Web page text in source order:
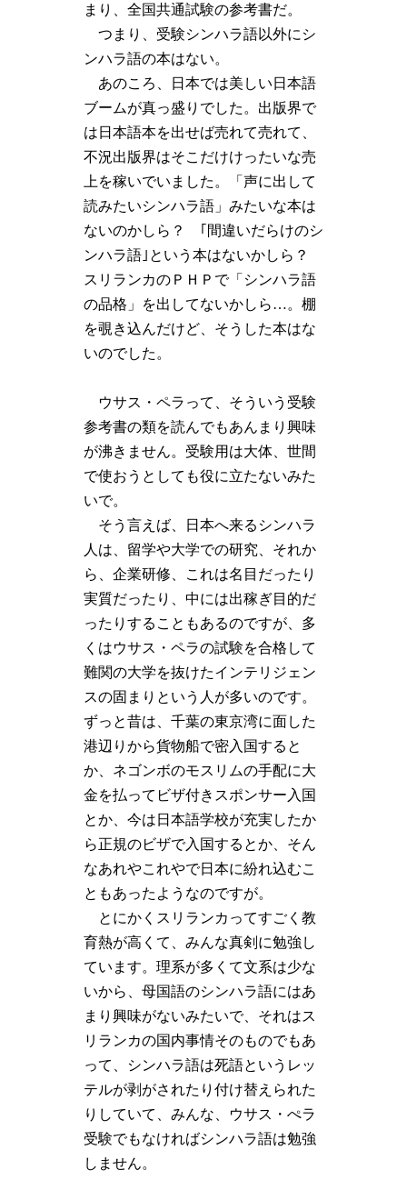
まり、全国共通試験の参考書だ。
つまり、受験シンハラ語以外にシ
ンハラ語の本はない。
あのころ、日本では美しい日本語
ブームが真っ盛りでした。出版界で
は日本語本を出せば売れて売れて、
不況出版界はそこだけけったいな売
上を稼いでいました。「声に出して
読みたいシンハラ語」みたいな本は
ないのかしら？ ｢間違いだらけのシ
ンハラ語｣という本はないかしら？
スリランカのＰＨＰで「シンハラ語
の品格」を出してないかしら…。棚
を覗き込んだけど、そうした本はな
いのでした。
ウサス・ペラって、そういう受験
参考書の類を読んでもあんまり興味
が沸きません。受験用は大体、世間
で使おうとしても役に立たないみた
いで。
そう言えば、日本へ来るシンハラ
人は、留学や大学での研究、それか
ら、企業研修、これは名目だったり
実質だったり、中には出稼ぎ目的だ
ったりすることもあるのですが、多
くはウサス・ペラの試験を合格して
難関の大学を抜けたインテリジェン
スの固まりという人が多いのです。
ずっと昔は、千葉の東京湾に面した
港辺りから貨物船で密入国すると
か、ネゴンボのモスリムの手配に大
金を払ってビザ付きスポンサー入国
とか、今は日本語学校が充実したか
ら正規のビザで入国するとか、そん
なあれやこれやで日本に紛れ込むこ
ともあったようなのですが。
とにかくスリランカってすごく教
育熱が高くて、みんな真剣に勉強し
ています。理系が多くて文系は少な
いから、母国語のシンハラ語にはあ
まり興味がないみたいで、それはス
リランカの国内事情そのものでもあ
って、シンハラ語は死語というレッ
テルが剥がされたり付け替えられた
りしていて、みんな、ウサス・ぺラ
受験でもなければシンハラ語は勉強
しません。